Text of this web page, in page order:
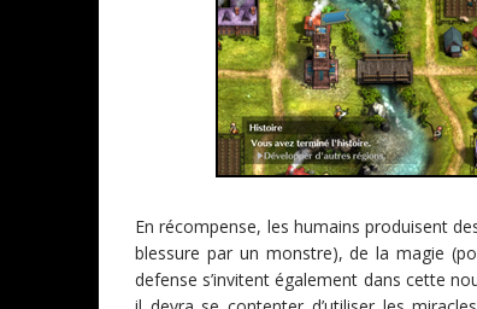
En récompense, les humains produisent
blessure par un monstre), de la magie
defense s’invitent également dans cette